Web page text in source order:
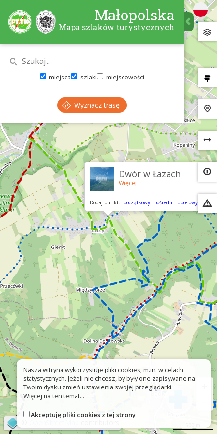
Dwór w Łazach
Więcej
Dodaj punkt: początkowy pośredni docelowy
Małopolska
Mapa szlaków turystycznych
miejsca szlaki miejscowości
Wyznacz trasę
Nasza witryna wykorzystuje pliki cookies, m.in. w celach
statystycznych. Jeżeli nie chcesz, by były one zapisywane na
Twoim dysku zmień ustawienia swojej przeglądarki.
Więcej na ten temat...
Akceptuję pliki cookies z tej strony